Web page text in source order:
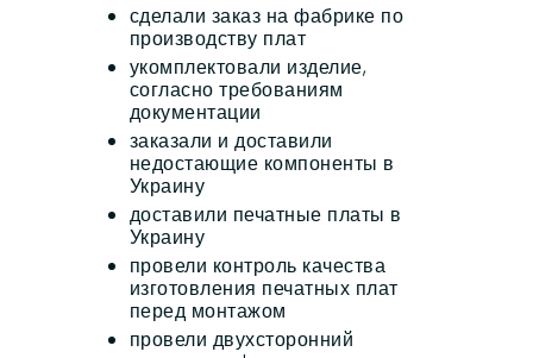
сделали заказ на фабрике по
производству плат
укомплектовали изделие,
согласно требованиям
документации
заказали и доставили
недостающие компоненты в
Украину
доставили печатные платы в
Украину
провели контроль качества
изготовления печатных плат
перед монтажом
провели двухсторонний